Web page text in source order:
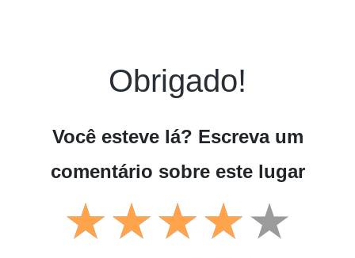
Obrigado!
Você esteve lá? Escreva um
comentário sobre este lugar